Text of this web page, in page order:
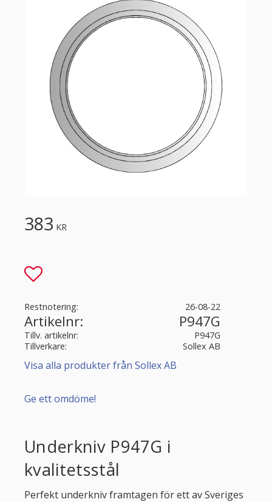
383 KR
Lägg till i favoriter
Restnotering 26-08-22
Artikelnr P947G
Tillv. artikelnr
P947G
Tillverkare
Sollex AB
Visa alla produkter från Sollex AB
Ge ett omdöme!
Underkniv P947G i
kvalitetsstål
Perfekt underkniv framtagen för ett av Sveriges